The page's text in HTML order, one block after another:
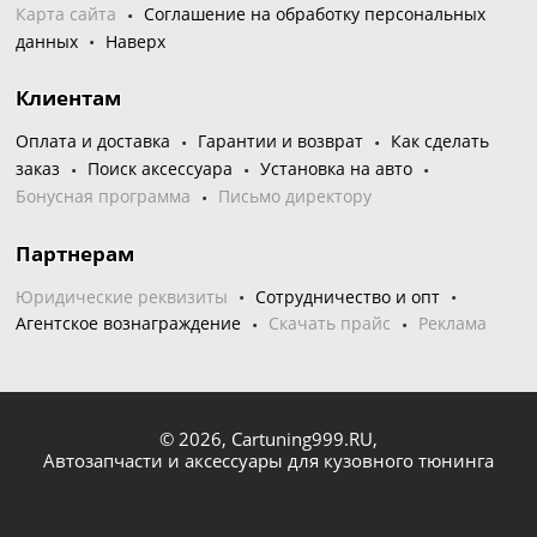
Карта сайта
Соглашение на обработку персональных
данных
Наверх
Клиентам
Оплата и доставка Гарантии и возврат
Как сделать
заказ
Поиск аксессуара
Установка на авто
Бонусная программа
Письмо директору
Партнерам
Юридические реквизиты
Сотрудничество и опт
Агентское вознаграждение
Скачать прайс Реклама
© 2026, Cartuning999.RU,
Автозапчасти и аксессуары для кузовного тюнинга